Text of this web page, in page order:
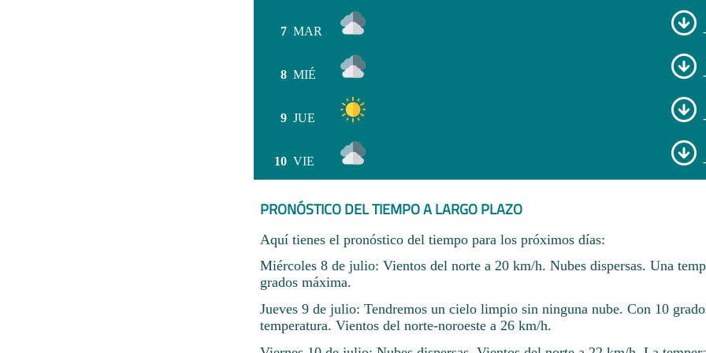
7 MAR
8 MIÉ
9 JUE
10 VIE
PRONÓSTICO DEL TIEMPO A LARGO PLAZO
Aquí tienes el pronóstico del tiempo para los próximos días:
Miércoles 8 de julio: Vientos del norte a 20 km/h. Nubes dispersas. Una
grados máxima.
Jueves 9 de julio: Tendremos un cielo limpio sin ninguna nube. Con 10
temperatura. Vientos del norte-noroeste a 26 km/h.